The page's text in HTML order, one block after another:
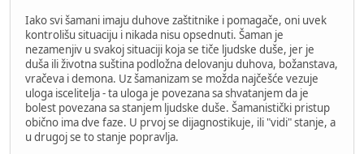
Iako svi šamani imaju duhove zaštitnike i pomagače, oni uvek
kontrolišu situaciju i nikada nisu opsednuti. Šaman je
nezamenjiv u svakoj situaciji koja se tiče ljudske duše, jer je
duša ili životna suština podložna delovanju duhova, božanstava,
vračeva i demona. Uz šamanizam se možda najčešće vezuje
uloga iscelitelja - ta uloga je povezana sa shvatanjem da je
bolest povezana sa stanjem ljudske duše. Šamanistički pristup
obično ima dve faze. U prvoj se dijagnostikuje, ili "vidi" stanje, a
u drugoj se to stanje popravlja.